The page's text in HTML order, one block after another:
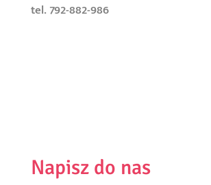
tel. 792-882-986
Napisz do nas